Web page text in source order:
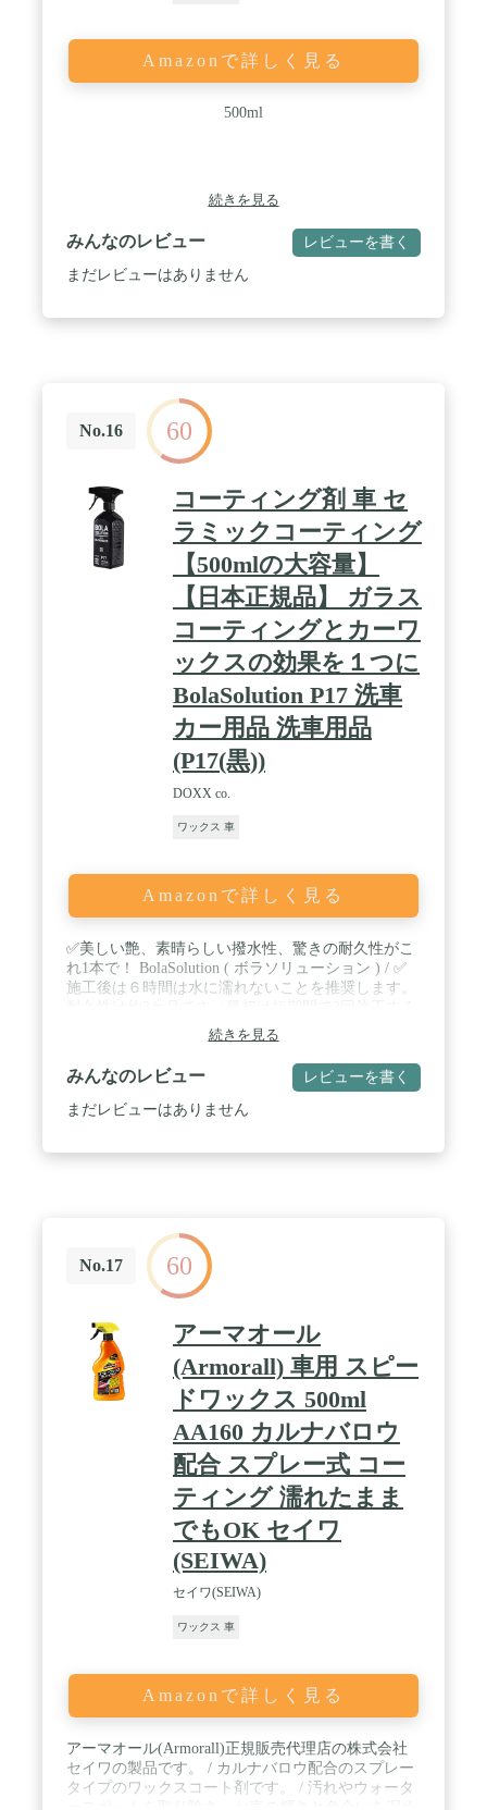
Amazonで詳しく見る
500ml
続きを見る
みんなのレビュー レビューを書く
まだレビューはありません
No.16 60
コーティング剤 車 セ
ラミックコーティング
【500mlの大容量】
【日本正規品】 ガラス
コーティングとカーワ
ックスの効果を１つに
BolaSolution P17 洗車
カー用品 洗車用品
(P17(黒))
DOXX co.
ワックス 車
Amazonで詳しく見る
✅美しい艶、素晴らしい撥水性、驚きの耐久性がこ
れ1本で！ BolaSolution ( ボラソリューション ) / ✅
施工後は６時間は水に濡れないことを推奨します。
ことを推奨します。表面状態の安定化の為に2～3ケ
月毎を目安にメンテナンス施工して下さい）。 / ✅
スプレーして拭くだけの簡単作業！ガラス系コーテ
ィングを超える？次世代のセラミック系簡易コーテ
ィングスプレー！ / ✅セラミックコーティングは保
カーケア用品の先進国の韓国製です。 / ✅【適用：
車体全般、樹脂部分、窓ガラス(車内側は不可)、ホ
イール(高温にならない部分)など、ラッピングフィ
ルムとプロテクションフィルム】【内容量：
500ml】【成分：SiO2(シリ力)、シロキサン化合
物】【製造国：MADE IN KOREA】【保証：生産物
賠償責任保険】 / ✅【日本正規品】日本語説明書、
日本正規品サポート案内付き / ※こちらの商品に
は、専用のWIPE（クロス）は付属しません。専用
のWIPEではなくても一般的なマイクロファイバー
クロスで問題なく施工できます。
続きを見る
みんなのレビュー レビューを書く
まだレビューはありません
No.17 60
アーマオール
(Armorall) 車用 スピー
ドワックス 500ml
AA160 カルナバロウ
配合 スプレー式 コー
ティング 濡れたまま
でもOK セイワ
(SEIWA)
セイワ(SEIWA)
ワックス 車
Amazonで詳しく見る
アーマオール(Armorall)正規販売代理店の株式会社
セイワの製品です。 / カルナバロウ配合のスプレー
タイプのワックスコート剤です。 / 汚れやウォータ